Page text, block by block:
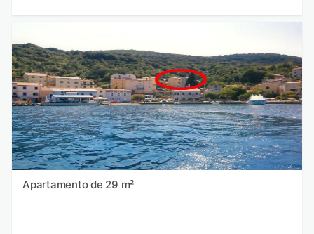
Apartamento de 29 m²